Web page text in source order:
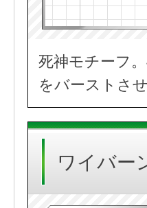
死神モチーフ
をバーストさ
ワイバー